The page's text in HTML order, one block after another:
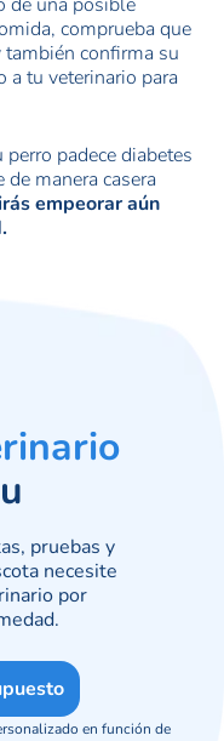
comprueba que
confirma su
a tu veterinario para
padece diabetes
manera casera
empeorar aún
pruebas y
necesite
por
en función de